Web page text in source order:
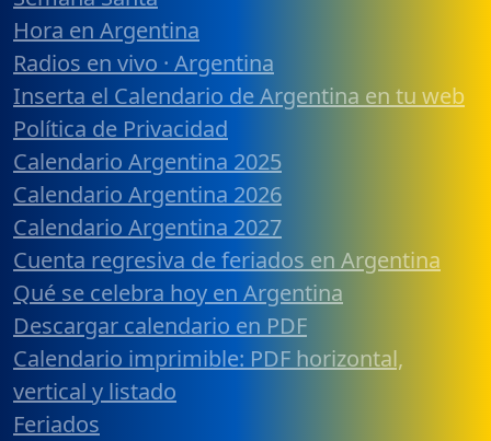
Hora en Argentina
Radios en vivo · Argentina
Inserta el Calendario de Argentina en tu web
Política de Privacidad
Calendario Argentina 2025
Calendario Argentina 2026
Calendario Argentina 2027
Cuenta regresiva de feriados en Argentina
Qué se celebra hoy en Argentina
Descargar calendario en PDF
Calendario imprimible: PDF horizontal,
vertical y listado
Feriados